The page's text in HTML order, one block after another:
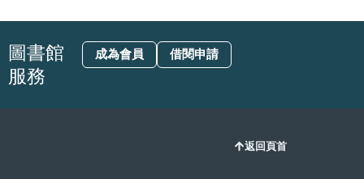
圖書館
服務
成為會員 借閱申請
返回頁首